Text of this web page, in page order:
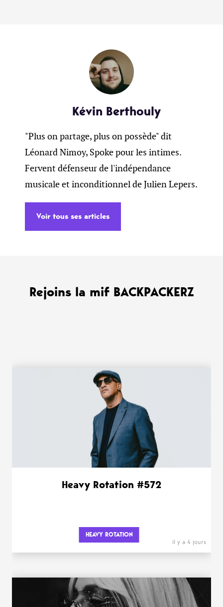
Kévin Berthouly
"Plus on partage, plus on possède" dit
Léonard Nimoy, Spoke pour les intimes.
Fervent défenseur de l'indépendance
musicale et inconditionnel de Julien Lepers.
Voir tous ses articles
Rejoins la mif BACKPACKERZ
WANT MORE ?
Heavy Rotation #572
HEAVY ROTATION
il y a 4 jours